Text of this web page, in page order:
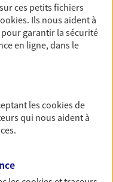
épargne : achat
voyage autour
et
chapitre de
Découvrez
ces petits fichiers
. Ils nous aident à
garantir la sécurité
en ligne, dans le
lescookiesde
qui nous aident à